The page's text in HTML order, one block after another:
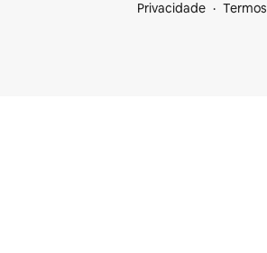
Privacidade
Termos